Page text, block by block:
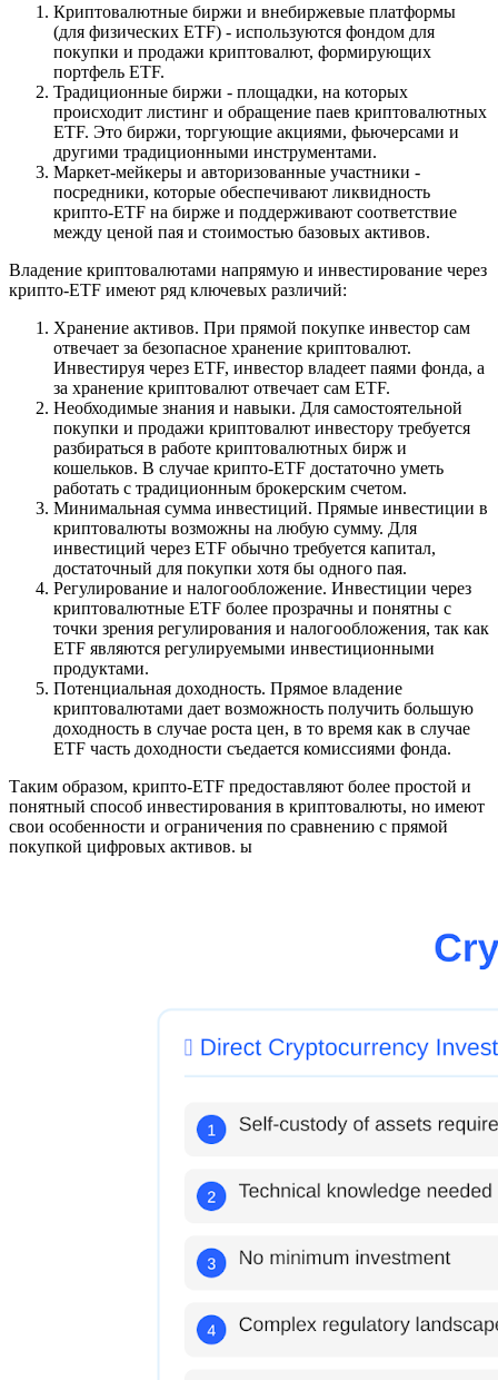
Криптовалютные биржи и внебиржевые платформы
(для физических ETF) - используются фондом для
покупки и продажи криптовалют, формирующих
портфель ETF.
Традиционные биржи - площадки, на которых
происходит листинг и обращение паев криптовалютных
ETF. Это биржи, торгующие акциями, фьючерсами и
другими традиционными инструментами.
Маркет-мейкеры и авторизованные участники -
посредники, которые обеспечивают ликвидность
крипто-ETF на бирже и поддерживают соответствие
между ценой пая и стоимостью базовых активов.
Владение криптовалютами напрямую и инвестирование через
крипто-ETF имеют ряд ключевых различий:
Хранение активов. При прямой покупке инвестор сам
отвечает за безопасное хранение криптовалют.
Инвестируя через ETF, инвестор владеет паями фонда, а
за хранение криптовалют отвечает сам ETF.
Необходимые знания и навыки. Для самостоятельной
покупки и продажи криптовалют инвестору требуется
разбираться в работе криптовалютных бирж и
кошельков. В случае крипто-ETF достаточно уметь
работать с традиционным брокерским счетом.
Минимальная сумма инвестиций. Прямые инвестиции в
криптовалюты возможны на любую сумму. Для
инвестиций через ETF обычно требуется капитал,
достаточный для покупки хотя бы одного пая.
Регулирование и налогообложение. Инвестиции через
криптовалютные ETF более прозрачны и понятны с
точки зрения регулирования и налогообложения, так как
ETF являются регулируемыми инвестиционными
продуктами.
Потенциальная доходность. Прямое владение
криптовалютами дает возможность получить большую
доходность в случае роста цен, в то время как в случае
ETF часть доходности съедается комиссиями фонда.
Таким образом, крипто-ETF предоставляют более простой и
понятный способ инвестирования в криптовалюты, но имеют
свои особенности и ограничения по сравнению с прямой
покупкой цифровых активов. ы